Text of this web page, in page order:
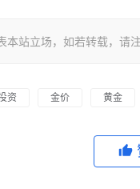
本站立场，如若转载，
资 金价 黄金